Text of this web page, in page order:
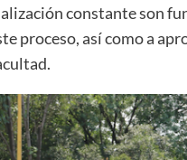
constante son
proceso, así como a